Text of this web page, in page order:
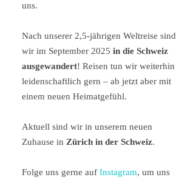
uns.
Nach unserer 2,5-jährigen Weltreise sind
wir im September 2025 in die Schweiz
ausgewandert! Reisen tun wir weiterhin
leidenschaftlich gern – ab jetzt aber mit
einem neuen Heimatgefühl.
Aktuell sind wir in unserem neuen
Zuhause in Zürich in der Schweiz.
Folge uns gerne auf Instagram, um uns